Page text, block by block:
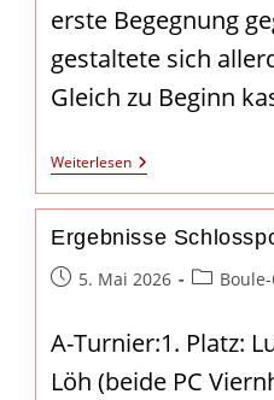
erste Begegnung
gestaltete sich
Gleich zu Beginn
WeiterlesenZweiter
Spieltag
Der
Ergebnisse
Beitrag5. Mai 2026
Beitrags-
A-Turnier:1. Platz:
Löh (beide PC